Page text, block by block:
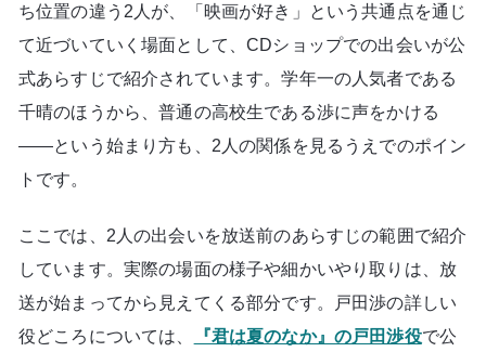
ち位置の違う2人が、「映画が好き」という共通点を通じ
て近づいていく場面として、CDショップでの出会いが公
式あらすじで紹介されています。学年一の人気者である
千晴のほうから、普通の高校生である渉に声をかける
——という始まり方も、2人の関係を見るうえでのポイン
トです。
ここでは、2人の出会いを放送前のあらすじの範囲で紹介
しています。実際の場面の様子や細かいやり取りは、放
送が始まってから見えてくる部分です。戸田渉の詳しい
役どころについては、
『君は夏のなか』の戸田渉役で公